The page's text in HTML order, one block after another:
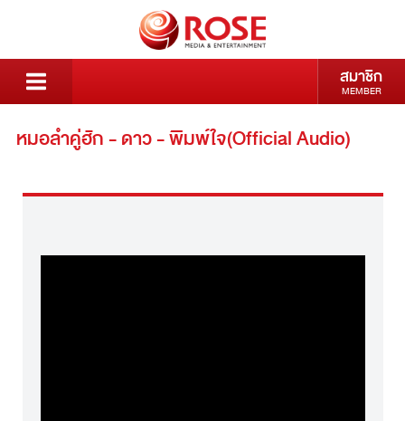
สมาชิก
MEMBER
หมอลำคู่ฮัก - ดาว - พิมพ์ใจ(Official Audio)